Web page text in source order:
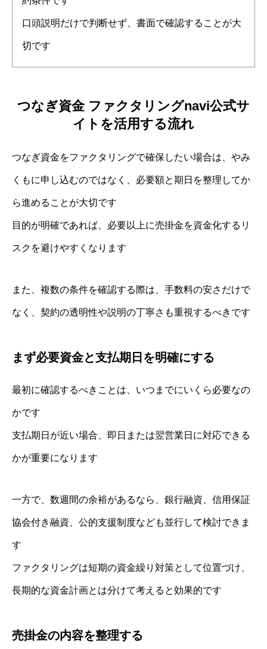
口頭説明だけで判断せず、書面で確認することが大
切です
つなぎ資金 ファクタリングnavi公式サ
イトを活用する流れ
つなぎ資金をファクタリングで確保したい場合は、やみ
くもに申し込むのではなく、必要額と期日を整理してか
ら進めることが大切です
目的が明確であれば、必要以上に売掛金を資金化するリ
スクを避けやすくなります
また、複数の条件を確認する際は、手数料の安さだけで
なく、契約の透明性や説明の丁寧さも重視するべきです
まず必要資金と支払期日を明確にする
最初に確認するべきことは、いつまでにいくら必要なの
かです
支払期日が近い場合、即日または翌営業日に対応できる
かが重要になります
一方で、数週間の余裕があるなら、銀行融資、信用保証
協会付き融資、公的支援制度なども並行して検討できま
す
ファクタリングは短期の資金繰り対策として位置づけ、
長期的な資金計画とは分けて考えると効果的です
売掛金の内容を整理する